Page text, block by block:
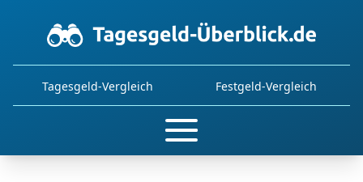
Tagesgeld-Vergleich Festgeld-Vergleich